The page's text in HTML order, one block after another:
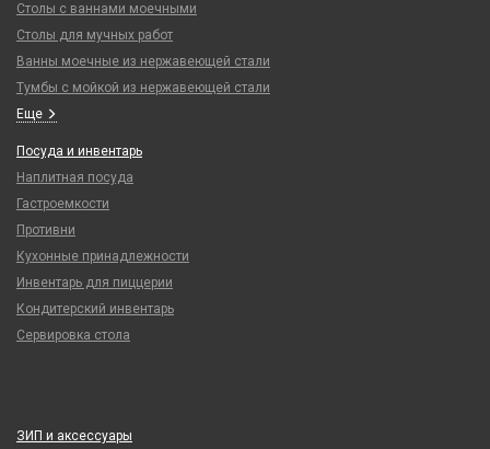
Столы с ваннами моечными
Столы для мучных работ
Ванны моечные из нержавеющей стали
Тумбы с мойкой из нержавеющей стали
Еще
Посуда и инвентарь
Наплитная посуда
Гастроемкости
Противни
Кухонные принадлежности
Инвентарь для пиццерии
Кондитерский инвентарь
Сервировка стола
ЗИП и аксессуары